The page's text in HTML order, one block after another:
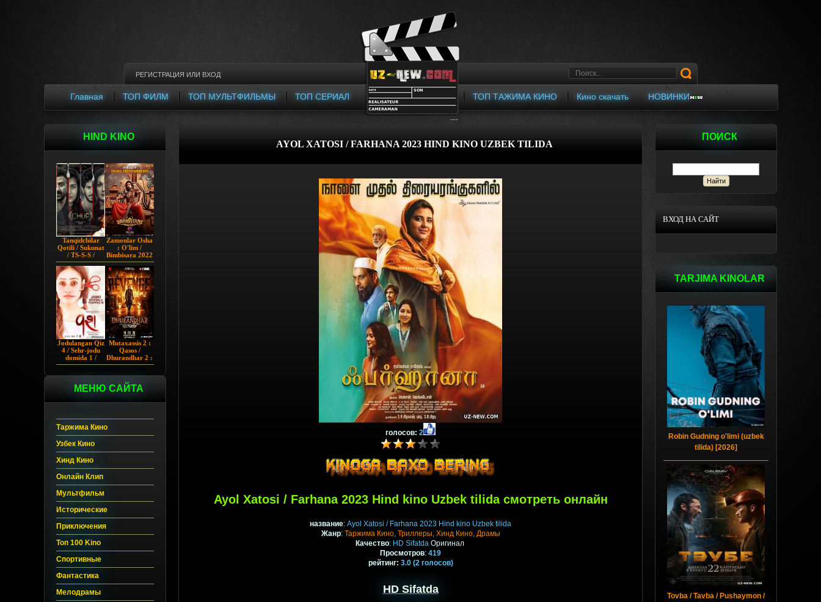
РЕГИСТРАЦИЯ ИЛИ ВХОД
ТОП СЕРИАЛ
ТОП МУЛЬТФИЛЬМЫ
ТОП ФИЛМ
Главная ТОП ТАЖИМА КИНО Кино скачать НОВИНКИ
HIND KINO
Tanqidchilar
Qotili / Sukunat
/ TS-S-S /
Jimjitlik
Ortidagi Sir /
Chup 2022 HD
Hind kino
Zamonlar Osha
: O'lim /
Bimbisara 2022
Hind kino
Uzbek tilida
Jodulangan Qiz
4 / Sehr-jodu
domida 1 /
Egallangan 1 /
Hind kino
Uzbek tilida
Mutaxassis 2 :
Qasos /
Dhurandhar 2 :
Intiqom 2026
МЕНЮ САЙТА
Таржима Кино
Узбек Кино
Хинд Кино
Онлайн Клип
Мультфильм
Исторические
Приключения
Топ 100 Kino
Спортивные
Фантастика
Мелодрамы
ПОИСК
ВХОД НА САЙТ
TARJIMA KINOLAR
Robin Gudning o'limi (uzbek
tilida) [2026]
Tovba / Tavba / Pushaymon /
AYOL XATOSI / FARHANA 2023 HIND KINO UZBEK TILIDA
голосов: 2
Ayol Xatosi / Farhana 2023 Hind kino Uzbek tilida смотреть онлайн
название: Ayol Xatosi / Farhana 2023 Hind kino Uzbek tilida
Жанр: Таржима Кино, Триллеры, Хинд Кино, Драмы
Качество: HD SifatdaОригинал
Просмотров: 419
рейтинг: 3.0 (2голосов)
HD Sifatda